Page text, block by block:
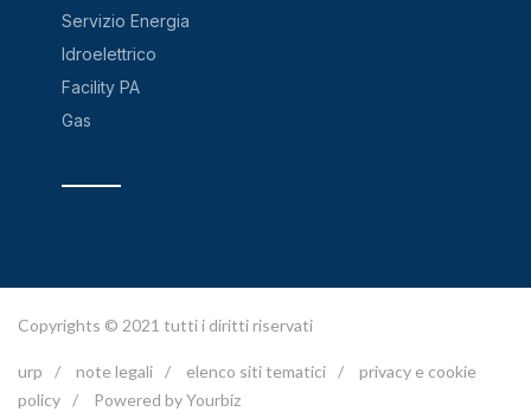
Servizio Energia
Idroelettrico
Facility PA
Gas
Copyrights © 2021 tutti i diritti riservati
urp / note legali / elenco siti tematici /
privacy e cookie
policy / Powered by Yourbiz